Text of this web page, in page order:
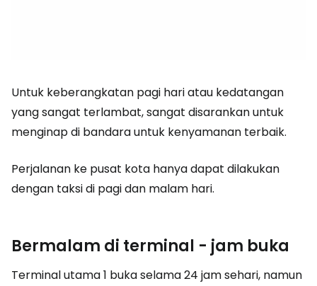
Untuk keberangkatan pagi hari atau kedatangan
yang sangat terlambat, sangat disarankan untuk
menginap di bandara untuk kenyamanan terbaik.
Perjalanan ke pusat kota hanya dapat dilakukan
dengan taksi di pagi dan malam hari.
Bermalam di terminal - jam buka
Terminal utama 1 buka selama 24 jam sehari, namun